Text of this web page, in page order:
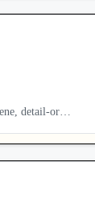
detail-or…